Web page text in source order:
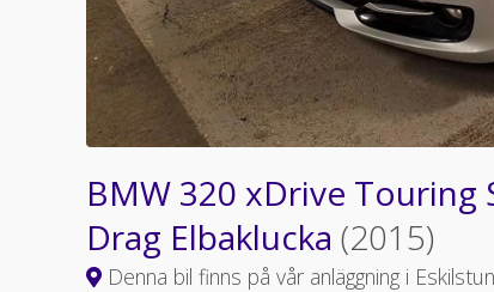
BMW 320 xDrive
Drag Elbaklucka (2015)
Denna bil finns på vår anläggning i